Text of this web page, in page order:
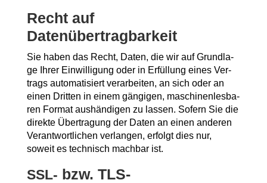
Recht auf
Datenübertragbarkeit
Sie haben das Recht, Daten, die wir auf Grund­la­
ge Ihrer Ein­wil­li­gung oder in Erfül­lung eines Ver­
trags auto­ma­ti­siert ver­ar­bei­ten, an sich oder an
einen Drit­ten in einem gän­gi­gen, maschi­nen­les­ba­
ren For­mat aus­hän­di­gen zu las­sen. Sofern Sie die
direk­te Über­tra­gung der Daten an einen ande­ren
Ver­ant­wort­li­chen ver­lan­gen, erfolgt dies nur,
soweit es tech­nisch mach­bar ist.
SSL- bzw. TLS-